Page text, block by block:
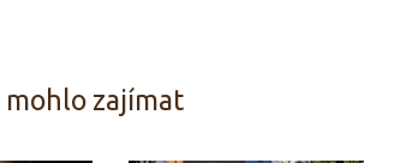
mohlo zajímat